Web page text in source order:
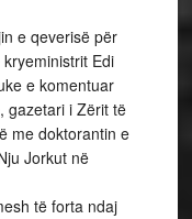
e qeverisë për
Edi
e komentuar
gazetari i Zërit të
me doktorantin e
Jorkut në
të forta ndaj